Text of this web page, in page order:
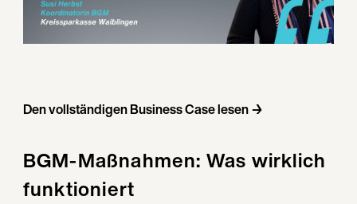
Den vollständigen Business Case lesen →
BGM-Maßnahmen: Was wirklich
funktioniert